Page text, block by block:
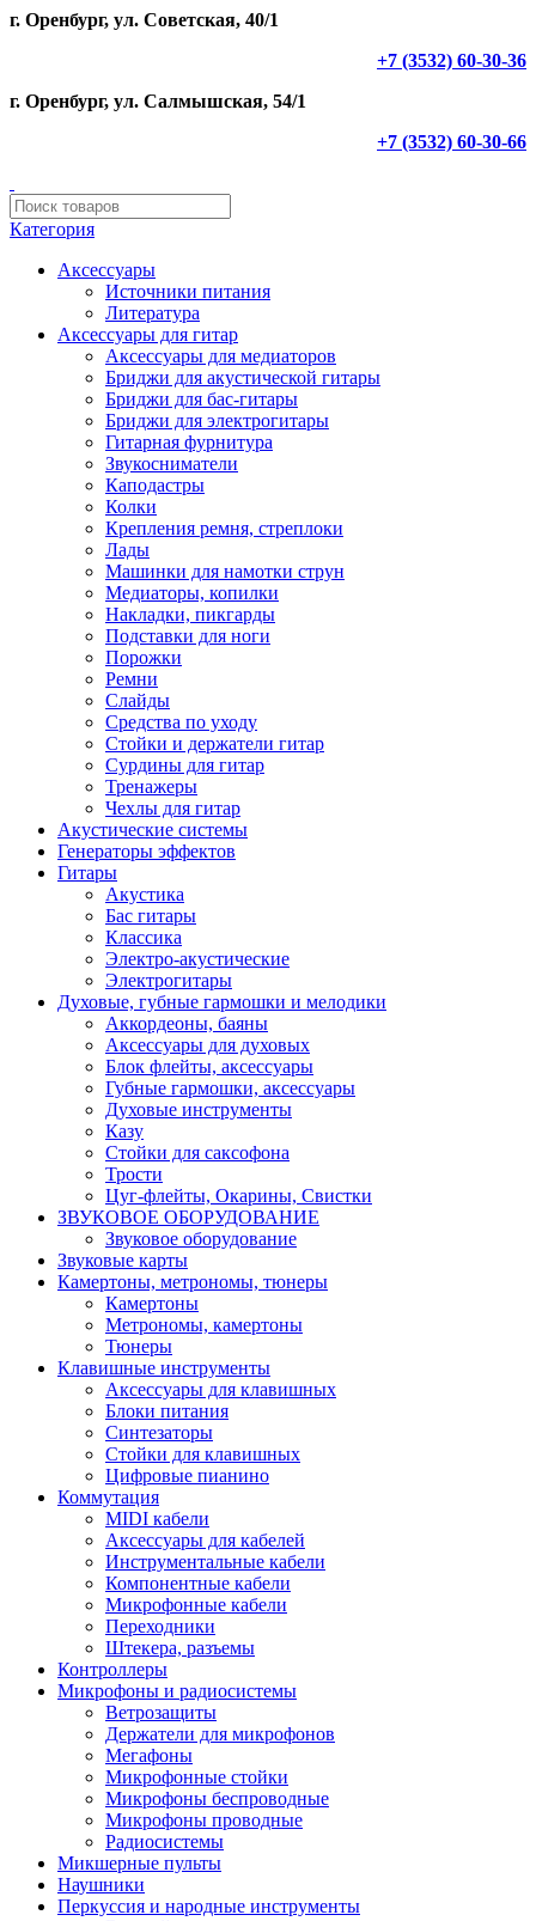
г. Оренбург, ул. Советская, 40/1
+7 (3532) 60-30-36
г. Оренбург, ул. Салмышская, 54/1
+7 (3532) 60-30-66
Категория
Аксессуары
Источники питания
Литература
Аксессуары для гитар
Аксессуары для медиаторов
Бриджи для акустической гитары
Бриджи для бас-гитары
Бриджи для электрогитары
Гитарная фурнитура
Звукосниматели
Каподастры
Колки
Крепления ремня, стреплоки
Лады
Машинки для намотки струн
Медиаторы, копилки
Накладки, пикгарды
Подставки для ноги
Порожки
Ремни
Слайды
Средства по уходу
Стойки и держатели гитар
Сурдины для гитар
Тренажеры
Чехлы для гитар
Акустические системы
Генераторы эффектов
Гитары
Акустика
Бас гитары
Классика
Электро-акустические
Электрогитары
Духовые, губные гармошки и мелодики
Аккордеоны, баяны
Аксессуары для духовых
Блок флейты, аксессуары
Губные гармошки, аксессуары
Духовые инструменты
Казу
Стойки для саксофона
Трости
Цуг-флейты, Окарины, Свистки
ЗВУКОВОЕ ОБОРУДОВАНИЕ
Звуковое оборудование
Звуковые карты
Камертоны, метрономы, тюнеры
Камертоны
Метрономы, камертоны
Тюнеры
Клавишные инструменты
Аксессуары для клавишных
Блоки питания
Синтезаторы
Стойки для клавишных
Цифровые пианино
Коммутация
MIDI кабели
Аксессуары для кабелей
Инструментальные кабели
Компонентные кабели
Микрофонные кабели
Переходники
Штекера, разъемы
Контроллеры
Микрофоны и радиосистемы
Ветрозащиты
Держатели для микрофонов
Мегафоны
Микрофонные стойки
Микрофоны беспроводные
Микрофоны проводные
Радиосистемы
Микшерные пульты
Наушники
Перкуссия и народные инструменты